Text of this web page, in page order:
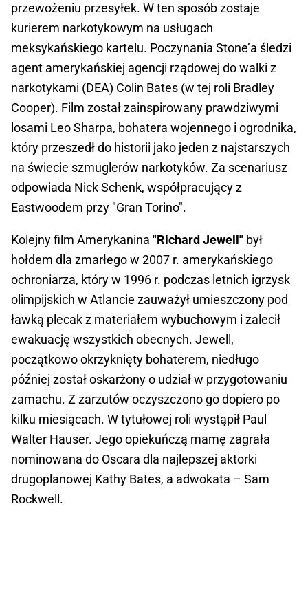
przewożeniu przesyłek. W ten sposób zostaje
kurierem narkotykowym na usługach
meksykańskiego kartelu. Poczynania Stone’a śledzi
agent amerykańskiej agencji rządowej do walki z
narkotykami (DEA) Colin Bates (w tej roli Bradley
Cooper). Film został zainspirowany prawdziwymi
losami Leo Sharpa, bohatera wojennego i ogrodnika,
który przeszedł do historii jako jeden z najstarszych
na świecie szmuglerów narkotyków. Za scenariusz
odpowiada Nick Schenk, współpracujący z
Eastwoodem przy "Gran Torino".
Kolejny film Amerykanina "Richard Jewell" był
hołdem dla zmarłego w 2007 r. amerykańskiego
ochroniarza, który w 1996 r. podczas letnich igrzysk
olimpijskich w Atlancie zauważył umieszczony pod
ławką plecak z materiałem wybuchowym i zalecił
ewakuację wszystkich obecnych. Jewell,
początkowo okrzyknięty bohaterem, niedługo
później został oskarżony o udział w przygotowaniu
zamachu. Z zarzutów oczyszczono go dopiero po
kilku miesiącach. W tytułowej roli wystąpił Paul
Walter Hauser. Jego opiekuńczą mamę zagrała
nominowana do Oscara dla najlepszej aktorki
drugoplanowej Kathy Bates, a adwokata – Sam
Rockwell.